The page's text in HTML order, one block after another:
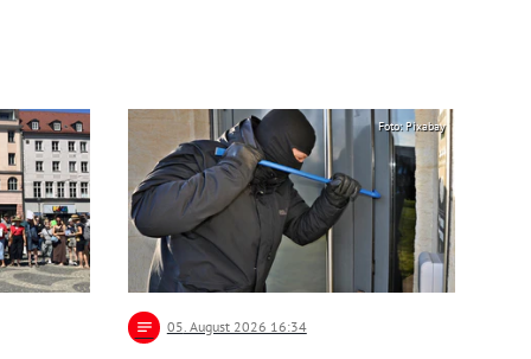
Foto: Pixabay
notes 05. August 2026 16:34